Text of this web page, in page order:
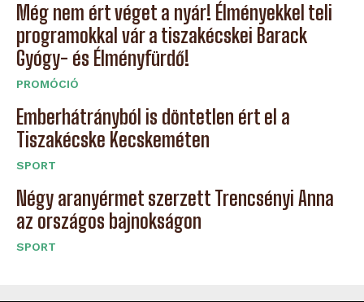
Még nem ért véget a nyár! Élményekkel teli
programokkal vár a tiszakécskei Barack
Gyógy- és Élményfürdő!
PROMÓCIÓ
Emberhátrányból is döntetlen ért el a
Tiszakécske Kecskeméten
SPORT
Négy aranyérmet szerzett Trencsényi Anna
az országos bajnokságon
SPORT